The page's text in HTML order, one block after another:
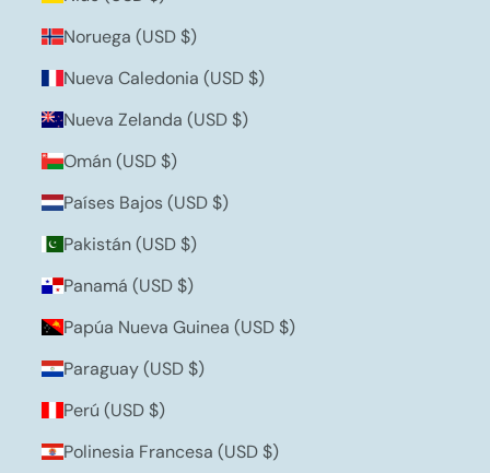
Noruega (USD $)
Nueva Caledonia (USD $)
Nueva Zelanda (USD $)
Omán (USD $)
Países Bajos (USD $)
Pakistán (USD $)
Panamá (USD $)
Papúa Nueva Guinea (USD $)
Paraguay (USD $)
Perú (USD $)
Polinesia Francesa (USD $)